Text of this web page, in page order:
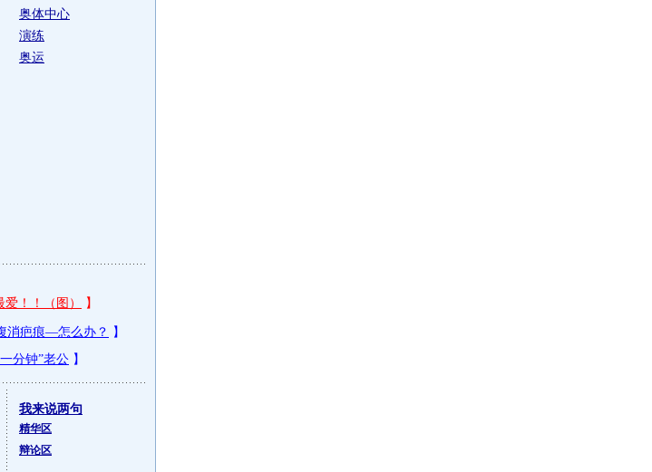
奥体中心
演练
奥运
我来说两句
精华区
辩论区